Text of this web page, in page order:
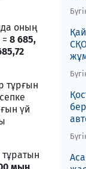
оның
8 685,
тұрғын
үй